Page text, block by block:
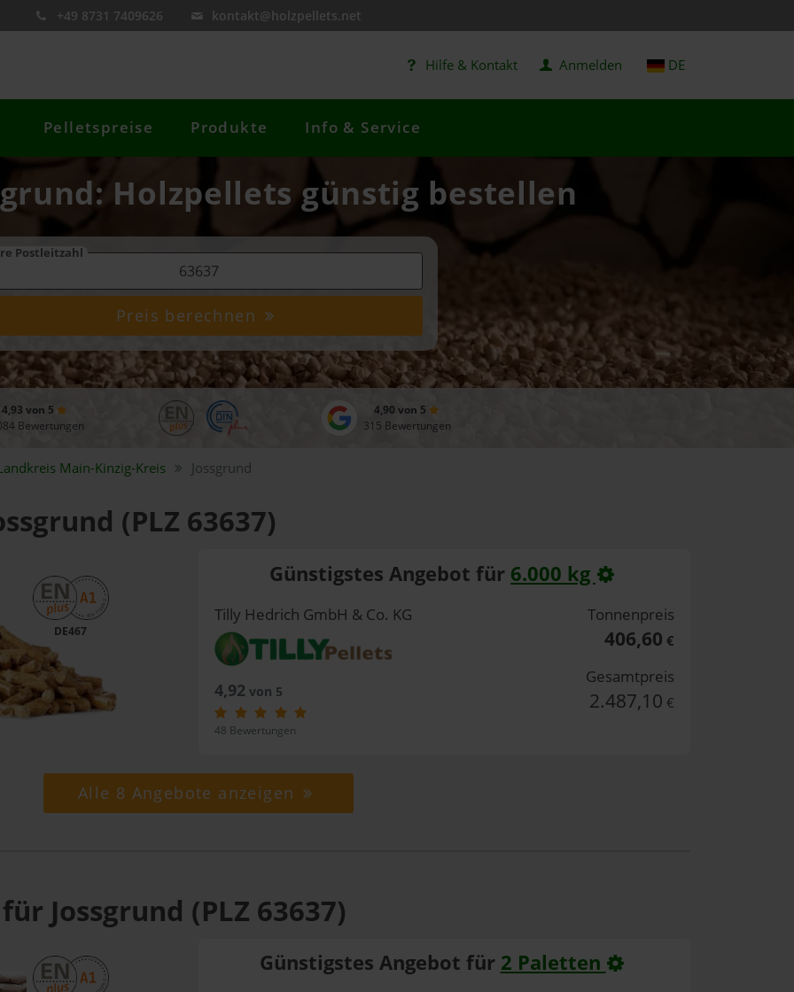
+49 8731 7409626 kontakt@holzpellets.net
Hilfe & Kontakt Anmelden DE
Pelletspreise Produkte Info & Service
Holzpellets günstig bestellen
Postleitzahl
Preis berechnen
4,93 von 5
Bewertungen
4,90 von 5
315 Bewertungen
Main-Kinzig-Kreis Jossgrund
(PLZ 63637)
DE467
Günstigstes Angebot für 6.000 kg
Tilly Hedrich GmbH & Co. KG
4,92von 5
48 Bewertungen
Tonnenpreis
406,60 €
Gesamtpreis
2.487,10 €
Alle 8 Angebote anzeigen
Jossgrund (PLZ 63637)
Günstigstes Angebot für 2 Paletten